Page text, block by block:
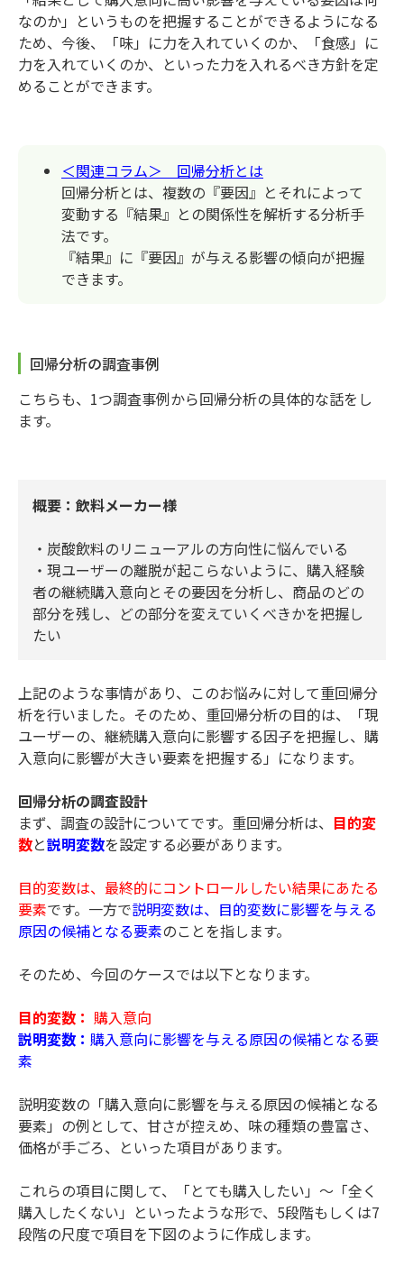
なのか」というものを把握することができるようになる
ため、今後、「味」に力を入れていくのか、「食感」に
力を入れていくのか、といった力を入れるべき方針を定
めることができます。
＜関連コラム＞ 回帰分析とは
回帰分析とは、複数の『要因』とそれによって
変動する『結果』との関係性を解析する分析手
法です。
『結果』に『要因』が与える影響の傾向が把握
できます。
回帰分析の調査事例
こちらも、1つ調査事例から回帰分析の具体的な話をし
ます。
概要：飲料メーカー様
・炭酸飲料のリニューアルの方向性に悩んでいる
・現ユーザーの離脱が起こらないように、購入経験
者の継続購入意向とその要因を分析し、商品のどの
部分を残し、どの部分を変えていくべきかを把握し
たい
上記のような事情があり、このお悩みに対して重回帰分
析を行いました。そのため、重回帰分析の目的は、「現
ユーザーの、継続購入意向に影響する因子を把握し、購
入意向に影響が大きい要素を把握する」になります。
回帰分析の調査設計
まず、調査の設計についてです。重回帰分析は、 目的変
数と説明変数を設定する必要があります。
目的変数は、最終的にコントロールしたい結果にあたる
要素です。一方で説明変数は、目的変数に影響を与える
原因の候補となる要素のことを指します。
そのため、今回のケースでは以下となります。
目的変数： 購入意向
説明変数： 購入意向に影響を与える原因の候補となる要
素
説明変数の「購入意向に影響を与える原因の候補となる
要素」の例として、甘さが控えめ、味の種類の豊富さ、
価格が手ごろ、といった項目があります。
これらの項目に関して、「とても購入したい」～「全く
購入したくない」といったような形で、5段階もしくは7
段階の尺度で項目を下図のように作成します。